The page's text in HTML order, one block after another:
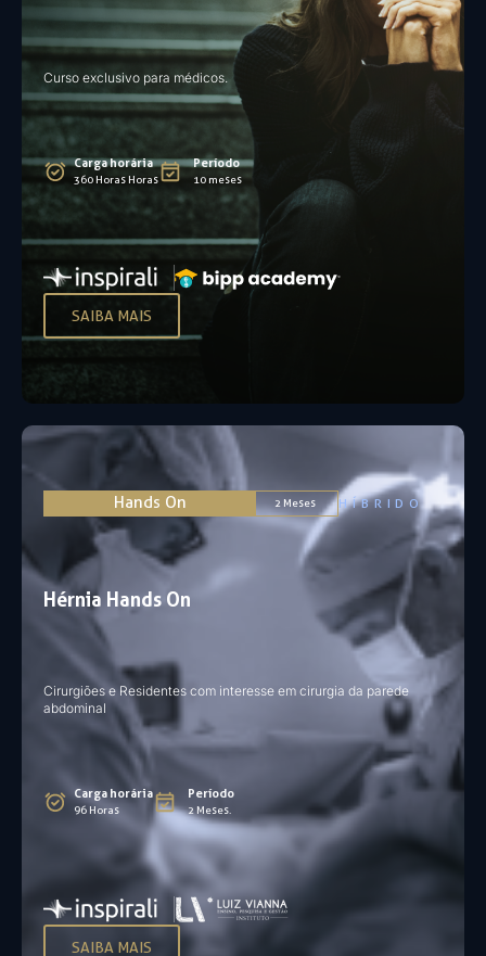
Curso exclusivo para médicos.
Carga horária
360 Horas Horas
Período
10 meses
SAIBA MAIS
Hérnia Hands On
Cirurgiões e Residentes com interesse em cirurgia da parede
abdominal
Carga horária
96 Horas
Período
2 Meses.
Hands On 2 Meses HÍBRIDO
SAIBA MAIS